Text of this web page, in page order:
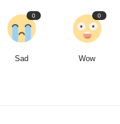
0
Sad
0
Wow